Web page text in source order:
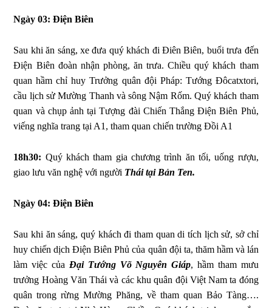
Ngày 03: Điện Biên
Sau khi ăn sáng, xe đưa quý khách đi Điên Biên, buổi trưa đến
Điện Biên đoàn nhận phòng, ăn trưa. Chiều quý khách tham
quan hầm chỉ huy Trưởng quân đội Pháp: Tướng Đôcatxtori,
cầu lịch sử Mường Thanh và sông Nậm Rốm. Quý khách tham
quan và chụp ảnh tại Tượng đài Chiến Thắng Điện Biên Phủ,
viếng nghĩa trang tại A1, tham quan chiến trường Đồi A1
18h30: Quý khách tham gia chương trình ăn tối, uống rượu,
giao lưu văn nghệ với người Thái tại Bản Ten.
Ngày 04: Điện Biên
Sau khi ăn sáng, quý khách đi tham quan di tích lịch sử, sở chỉ
huy chiến dịch Điện Biên Phủ của quân đội ta, thăm hầm và lán
làm việc của Đại Tướng Võ Nguyên Giáp, hầm tham mưu
trưởng Hoàng Văn Thái và các khu quân đội Việt Nam ta đóng
quân trong rừng Mường Phăng, về tham quan Bảo Tàng….